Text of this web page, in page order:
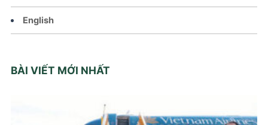
English
BÀI VIẾT MỚI NHẤT